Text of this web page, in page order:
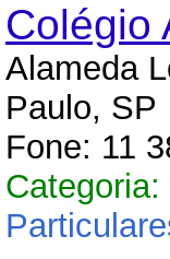
Colégio
Alameda
Paulo, SP
Fone: 11
Categoria: